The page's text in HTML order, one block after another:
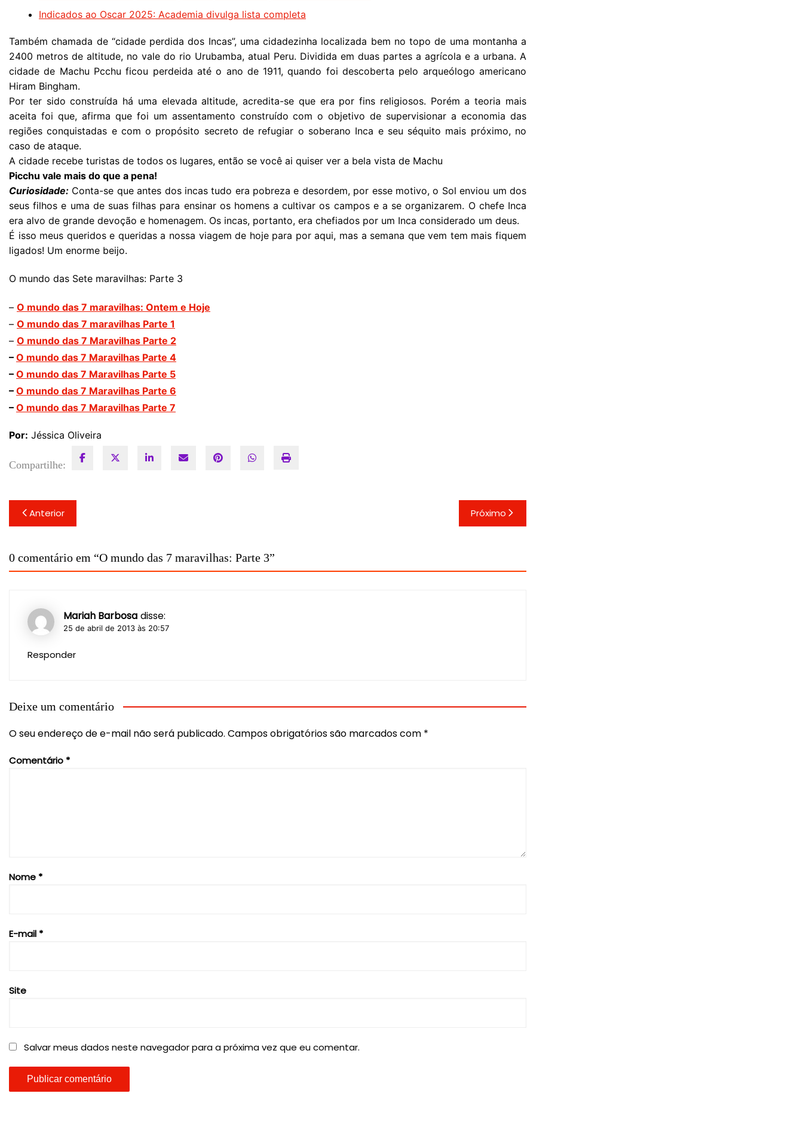
Indicados ao Oscar 2025: Academia divulga lista completa
Também chamada de “cidade perdida dos Incas”, uma cidadezinha localizada bem no topo de uma montanha a
2400 metros de altitude, no vale do rio Urubamba, atual Peru. Dividida em duas partes a agrícola e a urbana. A
cidade de Machu Pcchu ficou perdeida até o ano de 1911, quando foi descoberta pelo arqueólogo americano
Hiram Bingham.
Por ter sido construída há uma elevada altitude, acredita-se que era por fins religiosos. Porém a teoria mais
aceita foi que, afirma que foi um assentamento construído com o objetivo de supervisionar a economia das
regiões conquistadas e com o propósito secreto de refugiar o soberano Inca e seu séquito mais próximo, no
caso de ataque.
A cidade recebe turistas de todos os lugares, então se você ai quiser ver a bela vista de Machu
Picchu vale mais do que a pena!
Curiosidade: Conta-se que antes dos incas tudo era pobreza e desordem, por esse motivo, o Sol enviou um dos
seus filhos e uma de suas filhas para ensinar os homens a cultivar os campos e a se organizarem. O chefe Inca
era alvo de grande devoção e homenagem. Os incas, portanto, era chefiados por um Inca considerado um deus.
É isso meus queridos e queridas a nossa viagem de hoje para por aqui, mas a semana que vem tem mais fiquem
ligados! Um enorme beijo.
O mundo das Sete maravilhas: Parte 3
– O mundo das 7 maravilhas: Ontem e Hoje
– O mundo das 7 maravilhas Parte 1
– O mundo das 7 Maravilhas Parte 2
– O mundo das 7 Maravilhas Parte 4
– O mundo das 7 Maravilhas Parte 5
– O mundo das 7 Maravilhas Parte 6
– O mundo das 7 Maravilhas Parte 7
Por: Jéssica Oliveira
Compartilhe:
Navegação
de
Post
Anterior Próximo
0 comentário em “O mundo das 7 maravilhas: Parte 3”
Mariah Barbosa disse:
25 de abril de 2013 às 20:57
Responder
Deixe um comentário
O seu endereço de e-mail não será publicado. Campos obrigatórios são marcados com *
Comentário *
Nome *
E-mail *
Site
Salvar meus dados neste navegador para a próxima vez que eu comentar.